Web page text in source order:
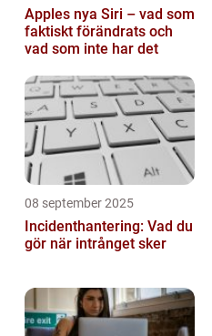
Apples nya Siri – vad som
faktiskt förändrats och
vad som inte har det
08 september 2025
Incidenthantering: Vad du
gör när intrånget sker